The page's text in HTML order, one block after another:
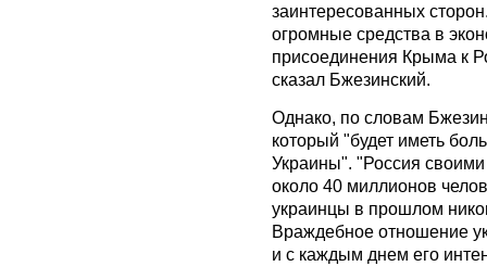
заинтересованных
огромные средства в
присоединения Крыма к
сказал Бжезинский.
Однако, по словам
который "будет иметь
Украины". "Россия
около 40 миллионов
украинцы в прошлом
Враждебное отношение
и с каждым днем его